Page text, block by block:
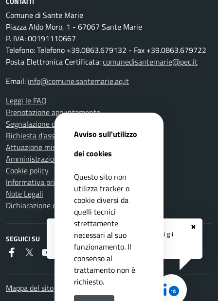
✖
Registrati ai serviziAPP IO
e ricevi tutti gli
aggiornamenti dall'Ente
Comune di Sante Marie
Piazza Aldo Moro, 1 - 67067 Sante Marie
P. IVA: 00191110667
Telefono: Telefono +39.0863.679132 - Fax +39.0863.679722
Posta Elettronica Certificata:comunedisantemarie@pec.it
Email: info@comune.santemarie.aq.it
Leggi le FAQ
Prenotazione appuntamento
Segnalazione disservizio
Richiesta d'assistenza
Attuazione misure PNRR
Amministrazione trasparente
Cookie policy
Informativa privacy
Note Legali
Dichiarazione di accessibilità
SEGUICI SU
FaceboookTwitter YoutubeRSS
Mappa del sito
Avviso sull'utilizzo
dei cookies
Questo sito non
utilizza tracker o
cookie diversi da
quelli tecnici
strettamente
necessari al suo
funzionamento. Il
consenso al
trattamento non è
richiesto.